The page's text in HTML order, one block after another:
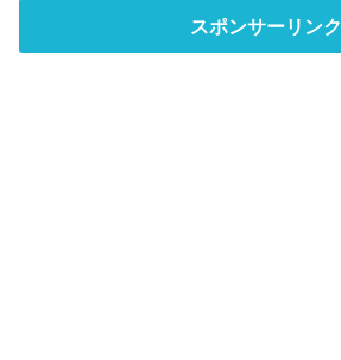
スポンサーリンク